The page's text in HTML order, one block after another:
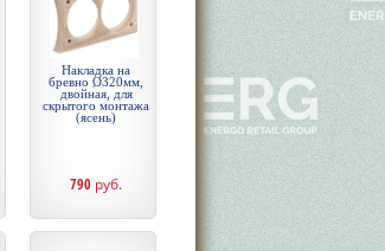
Накладка на
бревно Ø320мм,
двойная, для
скрытого монтажа
(ясень)
790 руб.